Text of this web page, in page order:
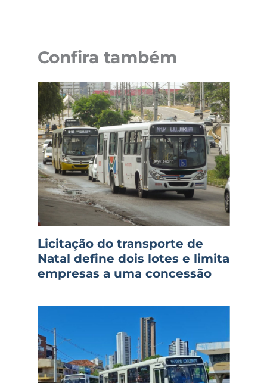
Confira também
Licitação do transporte de
Natal define dois lotes e limita
empresas a uma concessão